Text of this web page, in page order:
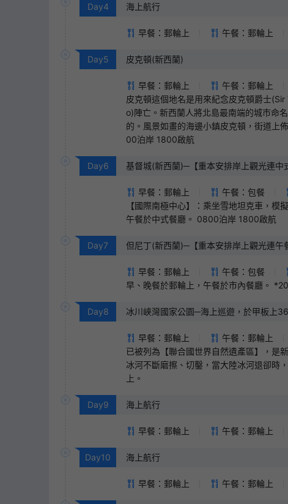
Day4 海上航行
早餐：郵輪上 午餐：郵輪上
Day5 皮克頓(新西蘭)
早餐：郵輪上 午餐：郵輪上
皮克頓這個地名是用來紀念皮克頓爵士
o)陣亡。新西蘭人將北島最南端的城市命
的。風景如畫的海邊小鎮皮克頓，街道上
00泊岸 1800啟航
Day6 基督城(新西蘭)─【重本安排岸上觀光連
早餐：郵輪上 午餐：包餐
【國際南極中心】：乘坐雪地坦克車，
午餐於中式餐廳。 0800泊岸 1800啟航
Day7
但尼丁(新西蘭)─【重本安排岸上觀光連
早餐：郵輪上 午餐：包餐
早、晚餐於郵輪上，午餐於市內餐廳。
Day8 冰川峽灣國家公園─海上巡遊，於甲板上
早餐：郵輪上 午餐：郵輪上
已被列為【聯合國世界自然遺產區】，是
冰河不斷磨擦、切鑿，當大陸冰河退卻時
上。
Day9 海上航行
早餐：郵輪上 午餐：郵輪上
Day10 海上航行
早餐：郵輪上 午餐：郵輪上